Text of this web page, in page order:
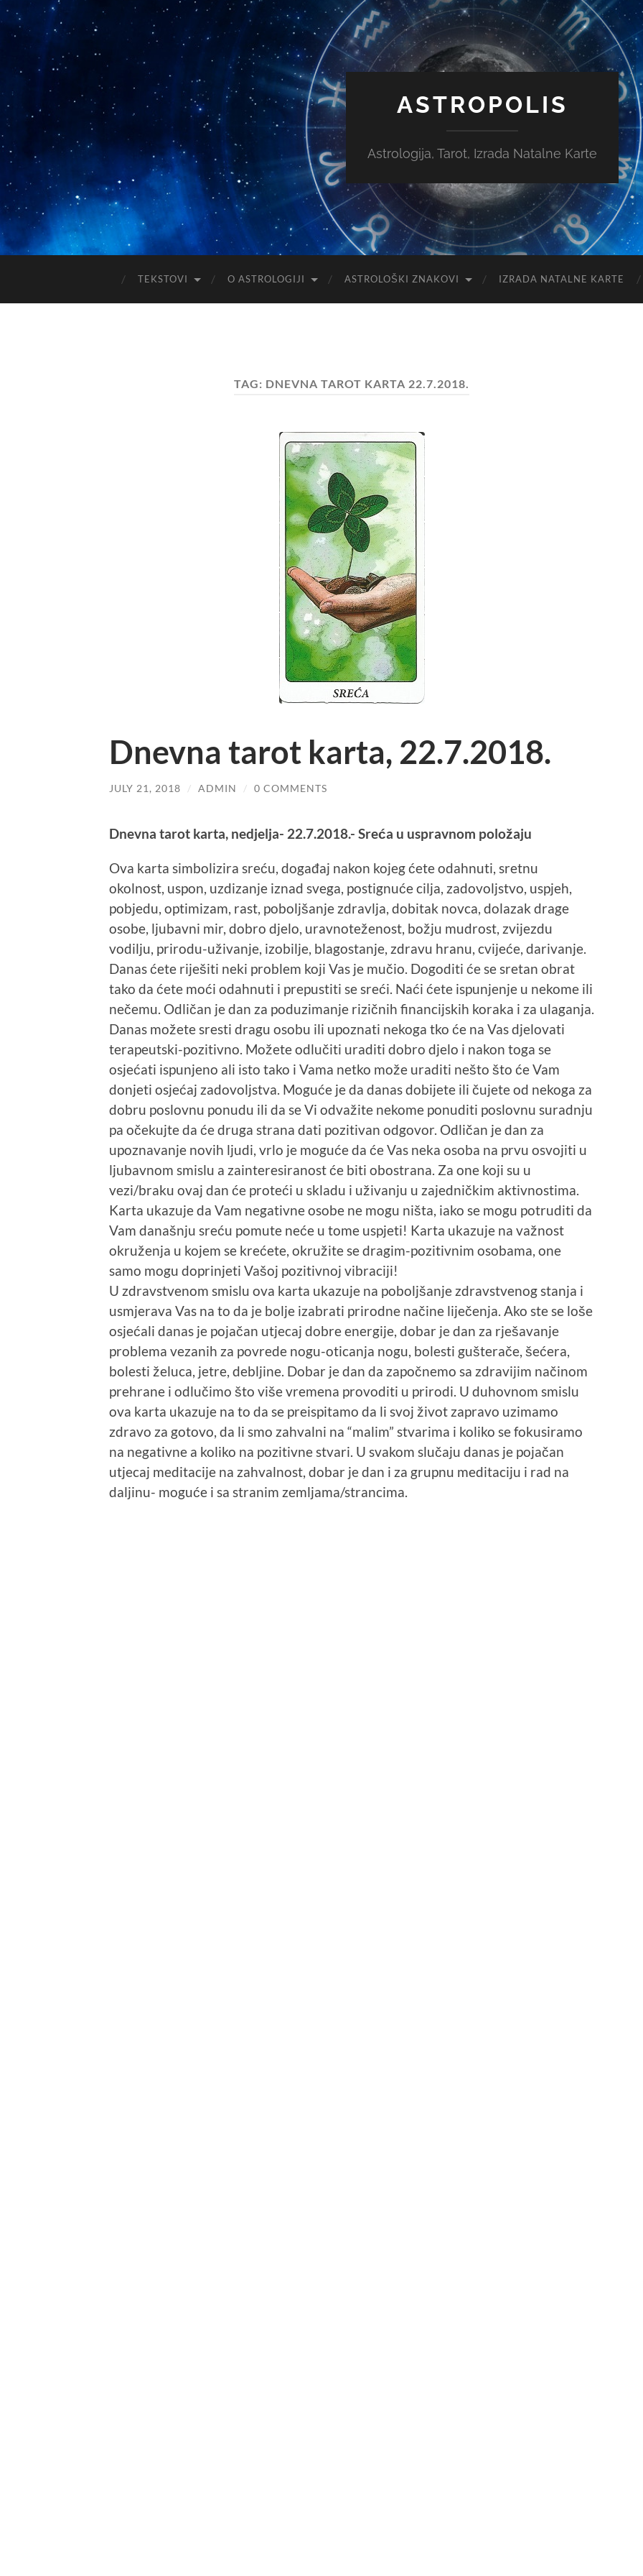
ASTROPOLIS
Astrologija, Tarot, Izrada Natalne Karte
TEKSTOVI O ASTROLOGIJI ASTROLOŠKI ZNAKOVI IZRADA NATALNE KARTE
TAG: DNEVNA TAROT KARTA 22.7.2018.
Dnevna tarot karta, 22.7.2018.
JULY 21, 2018 / ADMIN / 0 COMMENTS
Dnevna tarot karta, nedjelja- 22.7.2018.- Sreća u uspravnom položaju
Ova karta simbolizira sreću, događaj nakon kojeg ćete odahnuti, sretnu
okolnost, uspon, uzdizanje iznad svega, postignuće cilja, zadovoljstvo, uspjeh,
pobjedu, optimizam, rast, poboljšanje zdravlja, dobitak novca, dolazak drage
osobe, ljubavni mir, dobro djelo, uravnoteženost, božju mudrost, zvijezdu
vodilju, prirodu-uživanje, izobilje, blagostanje, zdravu hranu, cvijeće, darivanje.
Danas ćete riješiti neki problem koji Vas je mučio. Dogoditi će se sretan obrat
tako da ćete moći odahnuti i prepustiti se sreći. Naći ćete ispunjenje u nekome ili
nečemu. Odličan je dan za poduzimanje rizičnih financijskih koraka i za ulaganja.
Danas možete sresti dragu osobu ili upoznati nekoga tko će na Vas djelovati
terapeutski-pozitivno. Možete odlučiti uraditi dobro djelo i nakon toga se
osjećati ispunjeno ali isto tako i Vama netko može uraditi nešto što će Vam
donjeti osjećaj zadovoljstva. Moguće je da danas dobijete ili čujete od nekoga za
dobru poslovnu ponudu ili da se Vi odvažite nekome ponuditi poslovnu suradnju
pa očekujte da će druga strana dati pozitivan odgovor. Odličan je dan za
upoznavanje novih ljudi, vrlo je moguće da će Vas neka osoba na prvu osvojiti u
ljubavnom smislu a zainteresiranost će biti obostrana. Za one koji su u
vezi/braku ovaj dan će proteći u skladu i uživanju u zajedničkim aktivnostima.
Karta ukazuje da Vam negativne osobe ne mogu ništa, iako se mogu potruditi da
Vam današnju sreću pomute neće u tome uspjeti! Karta ukazuje na važnost
okruženja u kojem se krećete, okružite se dragim-pozitivnim osobama, one
samo mogu doprinjeti Vašoj pozitivnoj vibraciji!
U zdravstvenom smislu ova karta ukazuje na poboljšanje zdravstvenog stanja i
usmjerava Vas na to da je bolje izabrati prirodne načine liječenja. Ako ste se loše
osjećali danas je pojačan utjecaj dobre energije, dobar je dan za rješavanje
problema vezanih za povrede nogu-oticanja nogu, bolesti gušterače, šećera,
bolesti želuca, jetre, debljine. Dobar je dan da započnemo sa zdravijim načinom
prehrane i odlučimo što više vremena provoditi u prirodi. U duhovnom smislu
ova karta ukazuje na to da se preispitamo da li svoj život zapravo uzimamo
zdravo za gotovo, da li smo zahvalni na “malim” stvarima i koliko se fokusiramo
na negativne a koliko na pozitivne stvari. U svakom slučaju danas je pojačan
utjecaj meditacije na zahvalnost, dobar je dan i za grupnu meditaciju i rad na
daljinu- moguće i sa stranim zemljama/strancima.